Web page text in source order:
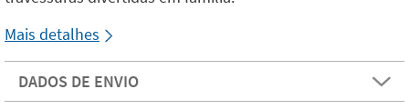
Mais detalhes
DADOS DE ENVIO